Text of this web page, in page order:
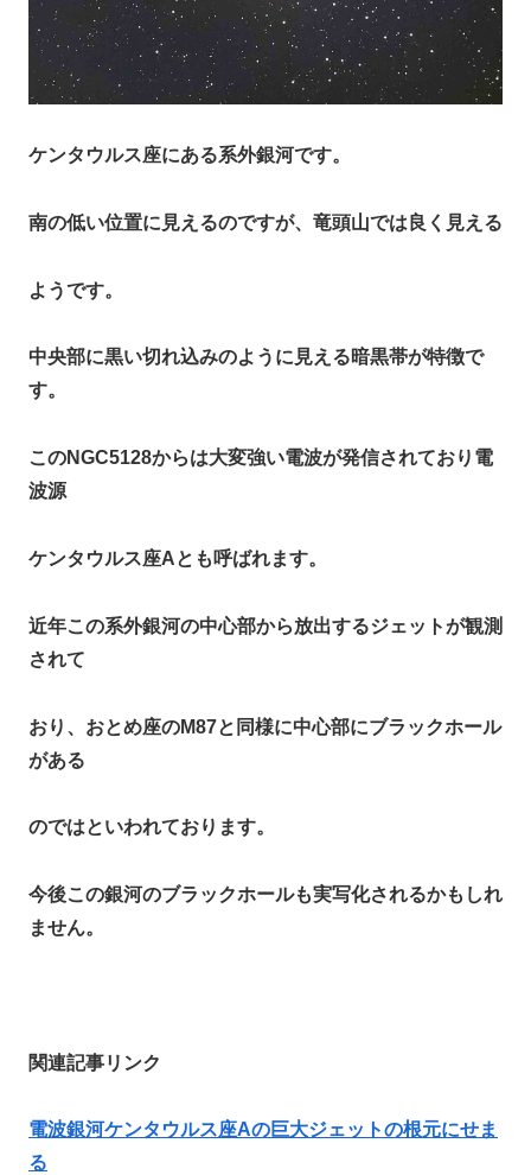
ケンタウルス座にある系外銀河です。
南の低い位置に見えるのですが、竜頭山では良く見える
ようです。
中央部に黒い切れ込みのように見える暗黒帯が特徴で
す。
このNGC5128からは大変強い電波が発信されており電
波源
ケンタウルス座Aとも呼ばれます。
近年この系外銀河の中心部から放出するジェットが観測
されて
おり、おとめ座のM87と同様に中心部にブラックホール
がある
のではといわれております。
今後この銀河のブラックホールも実写化されるかもしれ
ません。
関連記事リンク
電波銀河ケンタウルス座Aの巨大ジェットの根元にせま
る